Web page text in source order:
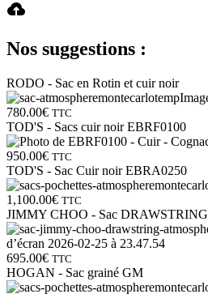
Nos suggestions :
RODO - Sac en Rotin et cuir noir
780.00€ TTC
TOD'S - Sacs cuir noir EBRF0100
950.00€ TTC
TOD'S - Sac Cuir noir EBRA0250
1,100.00€ TTC
JIMMY CHOO - Sac DRAWSTRING
695.00€ TTC
HOGAN - Sac grainé GM